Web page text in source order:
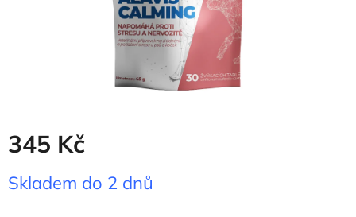
345 Kč
cena:
Skladem do 2 dnů